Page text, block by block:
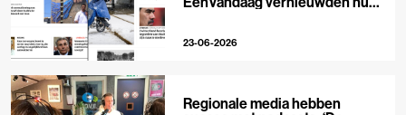
23-06-2026
Regionale media hebben